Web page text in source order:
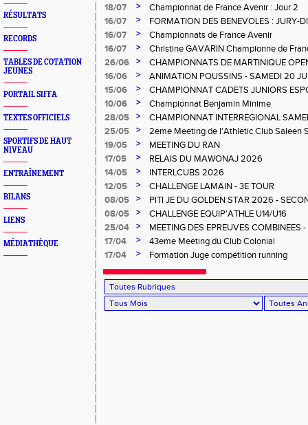
RÉSULTATS
RECORDS
TABLES DE COTATION
JEUNES
PORTAIL SIFFA
TEXTES OFFICIELS
SPORTIFS DE HAUT
NIVEAU
ENTRAÎNEMENT
BILANS
LIENS
MÉDIATHÈQUE
18/07
>
Championnat de France Avenir : Jour 2
16/07
>
FORMATION DES BENEVOLES : JURY-
16/07
>
Championnats de France Avenir
16/07
>
Christine GAVARIN Championne de
26/06
>
CHAMPIONNATS DE MARTINIQUE
16/06
>
ANIMATION POUSSINS - SAMEDI 20
15/06
>
CHAMPIONNAT CADETS JUNIORS
10/06
>
Championnat Benjamin Minime
28/05
>
CHAMPIONNAT INTERREGIONAL
Gosier
25/05 >
2eme Meeting de l'Athletic Club Saleen
19/05
>
MEETING DU RAN
17/05
>
RELAIS DU MAWONAJ 2026
14/05
>
INTERLCUBS 2026
12/05
>
CHALLENGE LAMAIN - 3E TOUR
08/05
>
PITI JE DU GOLDEN STAR 2026 -
08/05
>
CHALLENGE EQUIP'ATHLE U14/U16
25/04
>
MEETING DES EPREUVES
Salée
17/04 >
43eme Meeting du Club Colonial
17/04
> Formation Juge compétition running